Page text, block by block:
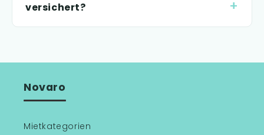
versichert?
Novaro
Mietkategorien